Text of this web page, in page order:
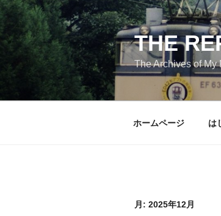
コ
ン
テ
THE
The Archives of
ホームページ は
月: 2025年12月